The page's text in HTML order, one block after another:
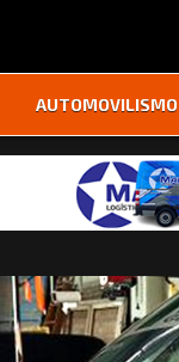
AUTOMOVILISMO